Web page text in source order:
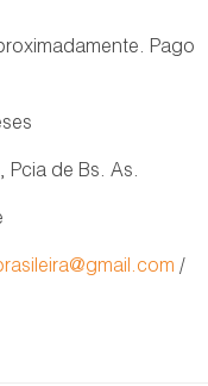
Pago
Pcia de Bs. As.
/